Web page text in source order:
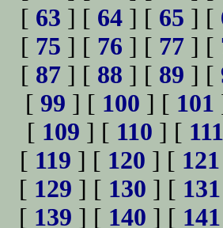
[ 63 ] [ 64 ] [ 65 ] [
[ 75 ] [ 76 ] [ 77 ] [
[ 87 ] [ 88 ] [ 89 ] [
[ 99 ] [ 100 ] [ 101
[ 109 ] [ 110 ] [ 111
[ 119 ] [ 120 ] [ 121
[ 129 ] [ 130 ] [ 131
[ 139 ] [ 140 ] [ 141